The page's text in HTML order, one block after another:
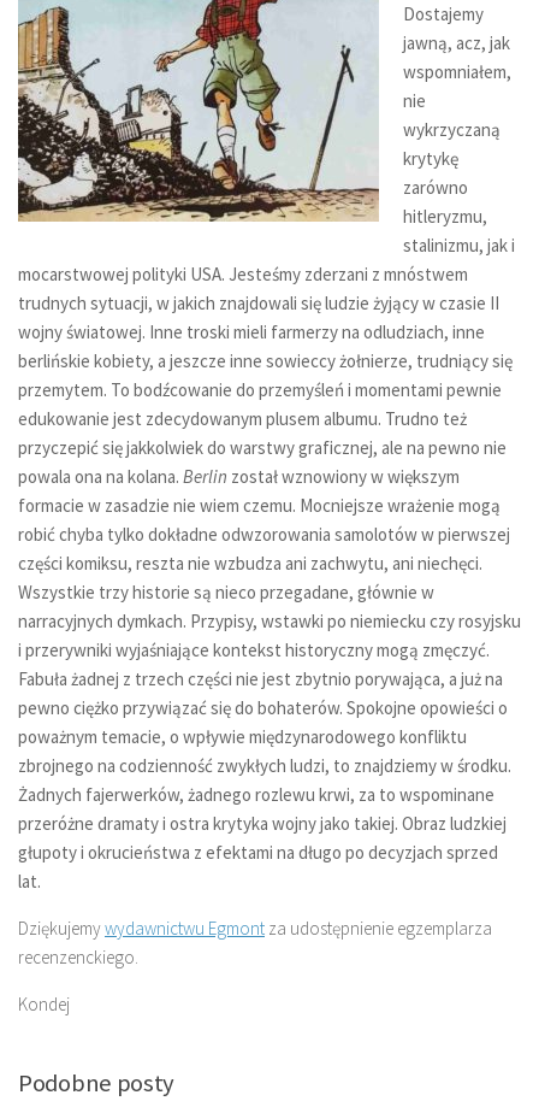
Dostajemy
jawną, acz, jak
wspomniałem,
nie
wykrzyczaną
krytykę
zarówno
hitleryzmu,
stalinizmu, jak i
mocarstwowej polityki USA. Jesteśmy zderzani z mnóstwem
trudnych sytuacji, w jakich znajdowali się ludzie żyjący w czasie II
wojny światowej. Inne troski mieli farmerzy na odludziach, inne
berlińskie kobiety, a jeszcze inne sowieccy żołnierze, trudniący się
przemytem. To bodźcowanie do przemyśleń i momentami pewnie
edukowanie jest zdecydowanym plusem albumu. Trudno też
przyczepić się jakkolwiek do warstwy graficznej, ale na pewno nie
powala ona na kolana. Berlin został wznowiony w większym
formacie w zasadzie nie wiem czemu. Mocniejsze wrażenie mogą
robić chyba tylko dokładne odwzorowania samolotów w pierwszej
części komiksu, reszta nie wzbudza ani zachwytu, ani niechęci.
Wszystkie trzy historie są nieco przegadane, głównie w
narracyjnych dymkach. Przypisy, wstawki po niemiecku czy rosyjsku
i przerywniki wyjaśniające kontekst historyczny mogą zmęczyć.
Fabuła żadnej z trzech części nie jest zbytnio porywająca, a już na
pewno ciężko przywiązać się do bohaterów. Spokojne opowieści o
poważnym temacie, o wpływie międzynarodowego konfliktu
zbrojnego na codzienność zwykłych ludzi, to znajdziemy w środku.
Żadnych fajerwerków, żadnego rozlewu krwi, za to wspominane
przeróżne dramaty i ostra krytyka wojny jako takiej. Obraz ludzkiej
głupoty i okrucieństwa z efektami na długo po decyzjach sprzed
lat.
Dziękujemywydawnictwu Egmont za udostępnienie egzemplarza
recenzenckiego.
Kondej
Podobne posty